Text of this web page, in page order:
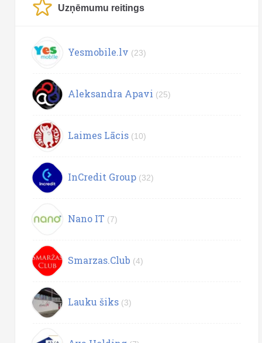
Uzņēmumu reitings
Yesmobile.lv (23)
Aleksandra Apavi (25)
Laimes Lācis (10)
InCredit Group (32)
Nano IT (7)
Smarzas.Club (4)
Lauku šiks (3)